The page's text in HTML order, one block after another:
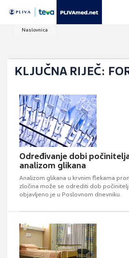
Naslovnica
KLJUČNA RIJEČ:
Određivanje dobi
analizom glikana
Analizom glikana u krvnim flekama
zločina može se odrediti dob
objavljeno je u Poslovnom dnevniku.